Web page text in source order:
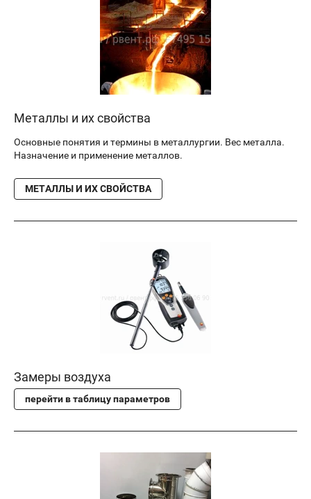
Металлы и их свойства
Основные понятия и термины в металлургии. Вес металла.
Назначение и применение металлов.
МЕТАЛЛЫ И ИХ СВОЙСТВА
Замеры воздуха
перейти в таблицу параметров